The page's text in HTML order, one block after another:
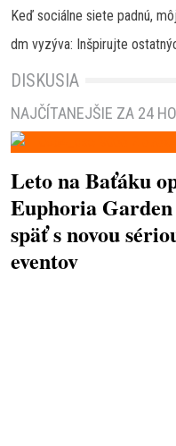
Keď sociálne siete padnú,
dm vyzýva: Inšpirujte
DISKUSIA
NAJČÍTANEJŠIE ZA 24
Leto na Baťáku
Euphoria
späť s novou
eventov